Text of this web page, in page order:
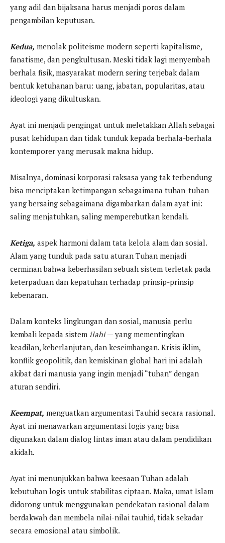
yang adil dan bijaksana harus menjadi poros dalam
pengambilan keputusan.
Kedua, menolak politeisme modern seperti kapitalisme,
fanatisme, dan pengkultusan. Meski tidak lagi menyembah
berhala fisik, masyarakat modern sering terjebak dalam
bentuk ketuhanan baru: uang, jabatan, popularitas, atau
ideologi yang dikultuskan.
Ayat ini menjadi pengingat untuk meletakkan Allah sebagai
pusat kehidupan dan tidak tunduk kepada berhala-berhala
kontemporer yang merusak makna hidup.
Misalnya, dominasi korporasi raksasa yang tak terbendung
bisa menciptakan ketimpangan sebagaimana tuhan-tuhan
yang bersaing sebagaimana digambarkan dalam ayat ini:
saling menjatuhkan, saling memperebutkan kendali.
Ketiga, aspek harmoni dalam tata kelola alam dan sosial.
Alam yang tunduk pada satu aturan Tuhan menjadi
cerminan bahwa keberhasilan sebuah sistem terletak pada
keterpaduan dan kepatuhan terhadap prinsip-prinsip
kebenaran.
Dalam konteks lingkungan dan sosial, manusia perlu
kembali kepada sistem ilahi— yang mementingkan
keadilan, keberlanjutan, dan keseimbangan. Krisis iklim,
konflik geopolitik, dan kemiskinan global hari ini adalah
akibat dari manusia yang ingin menjadi “tuhan” dengan
aturan sendiri.
Keempat, menguatkan argumentasi Tauhid secara rasional.
Ayat ini menawarkan argumentasi logis yang bisa
digunakan dalam dialog lintas iman atau dalam pendidikan
akidah.
Ayat ini menunjukkan bahwa keesaan Tuhan adalah
kebutuhan logis untuk stabilitas ciptaan. Maka, umat Islam
didorong untuk menggunakan pendekatan rasional dalam
berdakwah dan membela nilai-nilai tauhid, tidak sekadar
secara emosional atau simbolik.